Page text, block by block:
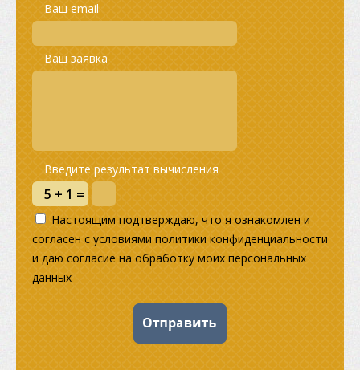
Ваш email
Ваш заявка
Введите результат вычисления
Настоящим подтверждаю, что я ознакомлен и
согласен с условиями политики конфиденциальности
и даю согласие на обработку моих персональных
данных